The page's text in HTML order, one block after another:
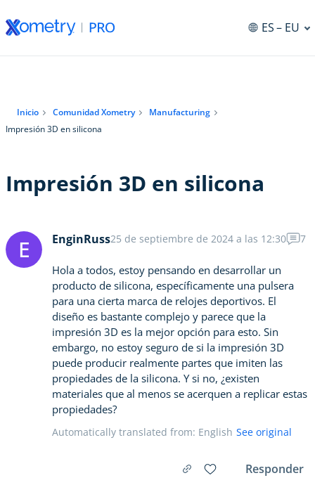
ES– EU
Inicio Comunidad Xometry
Manufacturing
Impresión 3D en silicona
Impresión 3D en silicona
E EnginRuss25 de septiembre de 2024 a las 12:30 7
Hola a todos, estoy pensando en desarrollar un
producto de silicona, específicamente una pulsera
para una cierta marca de relojes deportivos. El
diseño es bastante complejo y parece que la
impresión 3D es la mejor opción para esto. Sin
embargo, no estoy seguro de si la impresión 3D
puede producir realmente partes que imiten las
propiedades de la silicona. Y si no, ¿existen
materiales que al menos se acerquen a replicar estas
propiedades?
Automatically translated from: English See original
Responder